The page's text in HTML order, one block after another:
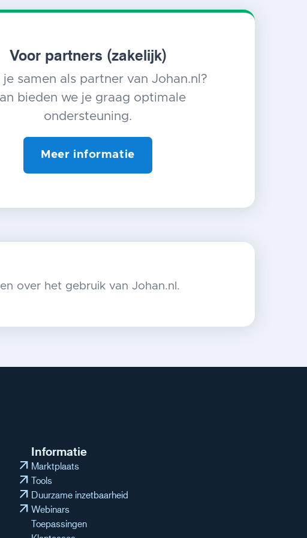
Voor partners (zakelijk)
je samen als partner van Johan.nl?
bieden we je graag optimale
ondersteuning.
Meer informatie
over het gebruik van Johan.nl.
arrow_outward
arrow_outward
arrow_outward
arrow_outward
Informatie
Marktplaats
Tools
Duurzame inzetbaarheid
Webinars
Toepassingen